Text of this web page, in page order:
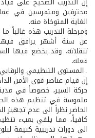
محترفين ومتمرسين في
الغاية المتوخاة منه.
ومرحلة التدريب هذه غالباً
عن ستة أشهر يرافق فيها
تنقلاته، وقد يخضع فيها
فعله.
. المستوى التنظيمي
إن قيام عناصر قوى الأمن
حركة السير، خصوصاً في
ملموسة في تنظيم هذه
الحاضر نظراً الى عدم تجهيز
كافياً، مما يلقي بعبء
الى دورات تدريبية كثيفة